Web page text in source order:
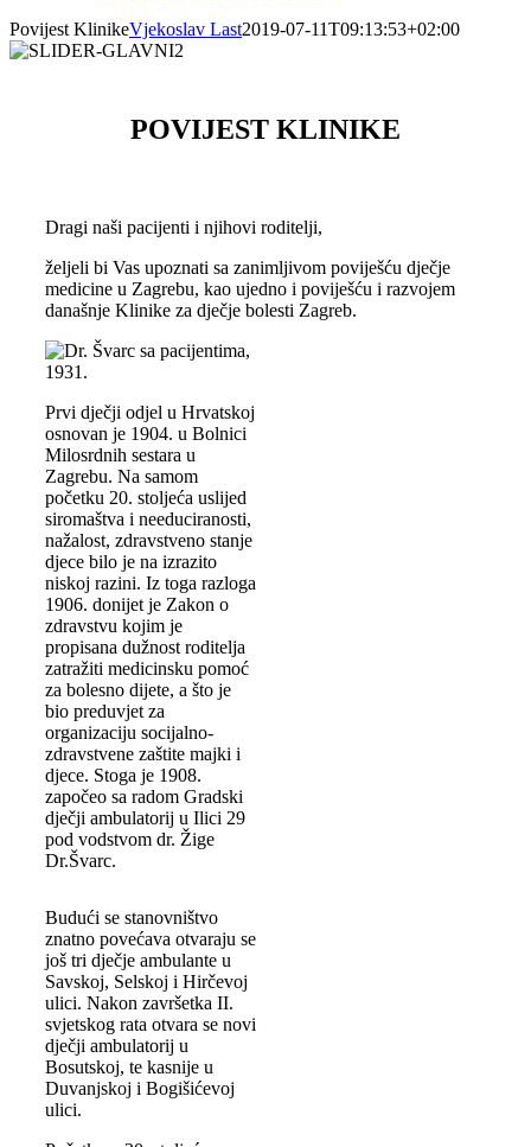
Povijest KlinikeVjekoslav Last2019-07-11T09:13:53+02:00
POVIJEST KLINIKE
Dragi naši pacijenti i njihovi roditelji,
željeli bi Vas upoznati sa zanimljivom poviješću dječje
medicine u Zagrebu, kao ujedno i poviješću i razvojem
današnje Klinike za dječje bolesti Zagreb.
Prvi dječji odjel u Hrvatskoj
osnovan je 1904. u Bolnici
Milosrdnih sestara u
Zagrebu. Na samom
početku 20. stoljeća uslijed
siromaštva i needuciranosti,
nažalost, zdravstveno stanje
djece bilo je na izrazito
niskoj razini. Iz toga razloga
1906. donijet je Zakon o
zdravstvu kojim je
propisana dužnost roditelja
zatražiti medicinsku pomoć
za bolesno dijete, a što je
bio preduvjet za
organizaciju socijalno-
zdravstvene zaštite majki i
djece. Stoga je 1908.
započeo sa radom Gradski
dječji ambulatorij u Ilici 29
pod vodstvom dr. Žige
Dr.Švarc.
Budući se stanovništvo
znatno povećava otvaraju se
još tri dječje ambulante u
Savskoj, Selskoj i Hirčevoj
ulici. Nakon završetka II.
svjetskog rata otvara se novi
dječji ambulatorij u
Bosutskoj, te kasnije u
Duvanjskoj i Bogišićevoj
ulici.